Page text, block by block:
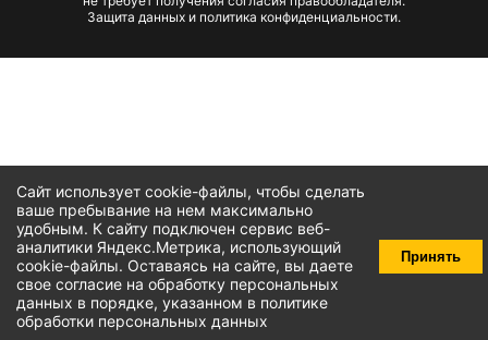
Сайт использует cookie-файлы, чтобы сделать
ваше пребывание на нем максимально
удобным. К cайту подключен сервис веб-
аналитики Яндекс.Метрика, использующий
cookie-файлы. Оставаясь на сайте, вы даете
свое согласие на обработку персональных
данных в порядке, указанном в политике
обработки персональных данных
Принять
Защита данных и политика конфиденциальности.